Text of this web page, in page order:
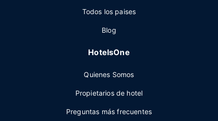
Todos los paises
Blog
HotelsOne
Quienes Somos
Propietarios de hotel
Preguntas más frecuentes